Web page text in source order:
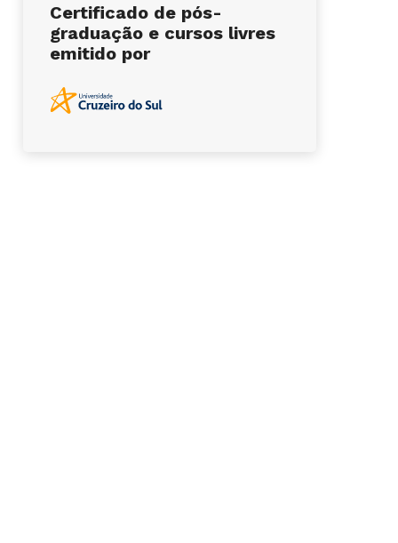
Certificado de pós-
graduação e cursos livres
emitido por